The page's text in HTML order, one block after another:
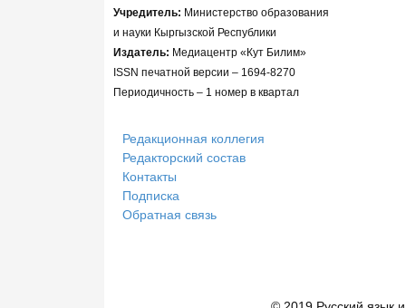
Учредитель: Министерство образования
и науки Кыргызской Республики
Издатель: Медиацентр «Кут Билим»
ISSN печатной версии – 1694-8270
Периодичность – 1 номер в квартал
Редакционная коллегия
Редакторский состав
Контакты
Подписка
Обратная связь